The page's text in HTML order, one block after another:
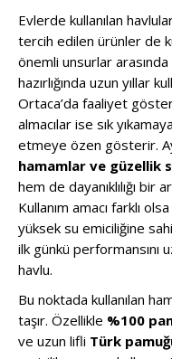
Evlerde kullanılan
tercih edilen ürünler de
önemli unsurlar
hazırlığında uzun yıllar
Ortaca’da faaliyet
almacılar ise sık
etmeye özen gösterir.
hamamlar ve güzellik
hem de dayanıklılığı
Kullanım amacı farklı
yüksek su emiciliğine
ilk günkü
havlu.
Bu noktada kullanılan
taşır. Özellikle %100
ve uzun lifli Türk